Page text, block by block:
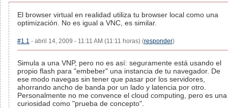
El browser virtual en realidad utiliza tu browser local como una
optimización. No es igual a VNC, es similar.
#1.1 - abril 14, 2009 - 11:11 AM (11:11 horas) (responder)
Simula a una VNP, pero no es así: seguramente está usando el
propio flash para "embeber" una instancia de tu navegador. De
ese modo navegas sin tener que pasar por los servidores,
ahorrando ancho de banda por un lado y latencia por otro.
Personalmente no me convence el cloud computing, pero es una
curiosidad como "prueba de concepto".